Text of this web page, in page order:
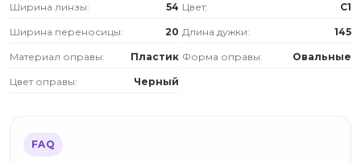
Ширина линзы: 54 Цвет: C1
Ширина переносицы: 20 Длина дужки: 145
Материал оправы: Пластик Форма оправы: Овальные
Цвет оправы: Черный
FAQ